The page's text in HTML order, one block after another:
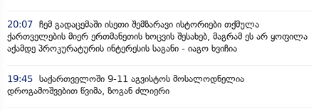
20:07 ჩემ გადაცემაში ისეთი შემზარავი ისტორიები თქმულა
ქართველების მიერ ერთმანეთის ხოცვის შესახებ, მაგრამ ეს არ ყოფილა
აქამდე პროკურატურის ინტერესის საგანი - იაგო ხვიჩია
19:45 საქართველოში 9-11 აგვისტოს მოსალოდნელია
დროგამოშვებით წვიმა, ზოგან ძლიერი